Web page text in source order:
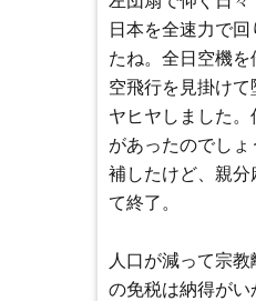
日本を全速力で
たね。全日空機
空飛行を見掛けて
ヤヒヤしました
があったのでし
補したけど、親分
て終了。
人口が減って宗
の免税は納得が